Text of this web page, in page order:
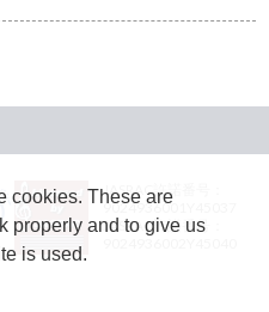
JASRAC許諾番号：
9024936001Y45037
JASRAC許諾番号：
cookies. These are
properly and to give us
is used.